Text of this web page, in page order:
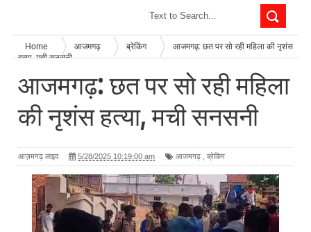
Home आजमगढ़ ब्रेकिंग
आजमगढ़: छत पर सो रही महिला की नृशंस
हत्या, मची सनसनी
आजमगढ़: छत पर सो रही महिला
की नृशंस हत्या, मची सनसनी
आज़मगढ़ लाइव 5/28/2025 10:19:00 am आजमगढ़ ब्रेकिंग